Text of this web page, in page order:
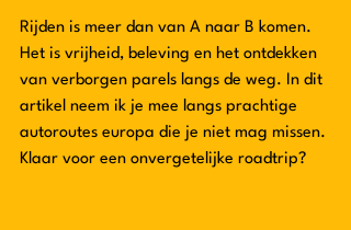
Rijden is meer dan van A naar B komen.
Het is vrijheid, beleving en het ontdekken
van verborgen parels langs de weg. In dit
artikel neem ik je mee langs prachtige
autoroutes europa die je niet mag missen.
Klaar voor een onvergetelijke roadtrip?